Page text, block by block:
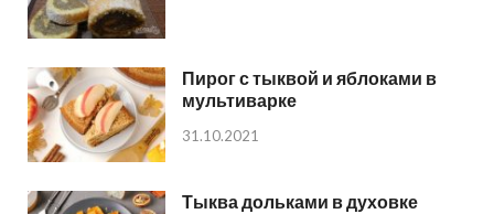
Пирог с тыквой и яблоками в
мультиварке
31.10.2021
Тыква дольками в духовке